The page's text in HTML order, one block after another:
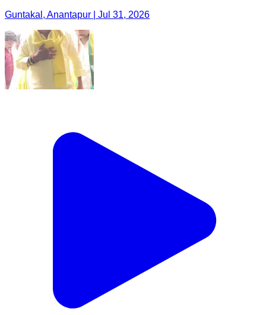
Guntakal, Anantapur | Jul 31, 2026